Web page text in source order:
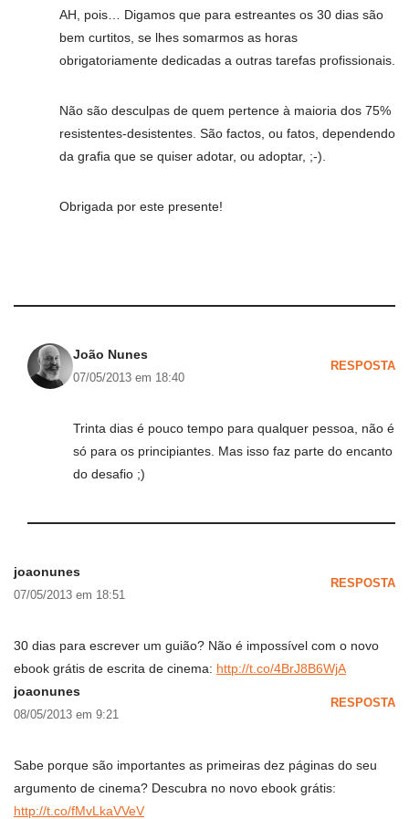
AH, pois… Digamos que para estreantes os 30 dias são
bem curtitos, se lhes somarmos as horas
obrigatoriamente dedicadas a outras tarefas profissionais.
Não são desculpas de quem pertence à maioria dos 75%
resistentes-desistentes. São factos, ou fatos, dependendo
da grafia que se quiser adotar, ou adoptar, ;-).
Obrigada por este presente!
João Nunes
07/05/2013 em 18:40
RESPOSTA
Trinta dias é pouco tempo para qualquer pessoa, não é
só para os principiantes. Mas isso faz parte do encanto
do desafio ;)
joaonunes
07/05/2013 em 18:51
RESPOSTA
30 dias para escrever um guião? Não é impossível com o novo
ebook grátis de escrita de cinema: http://t.co/4BrJ8B6WjA
joaonunes
08/05/2013 em 9:21
RESPOSTA
Sabe porque são importantes as primeiras dez páginas do seu
argumento de cinema? Descubra no novo ebook grátis:
http://t.co/fMvLkaVVeV